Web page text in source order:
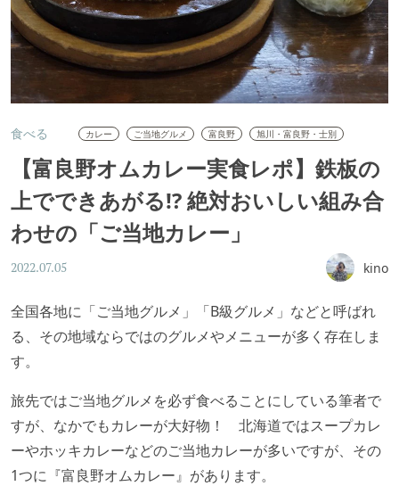
食べる カレー ご当地グルメ 富良野 旭川・富良野・士別
【富良野オムカレー実食レポ】鉄板の
上でできあがる!? 絶対おいしい組み合
わせの「ご当地カレー」
2022.07.05 kino
全国各地に「ご当地グルメ」「B級グルメ」などと呼ばれ
る、その地域ならではのグルメやメニューが多く存在しま
す。
旅先ではご当地グルメを必ず食べることにしている筆者で
すが、なかでもカレーが大好物！ 北海道ではスープカレ
ーやホッキカレーなどのご当地カレーが多いですが、その
1つに『富良野オムカレー』があります。